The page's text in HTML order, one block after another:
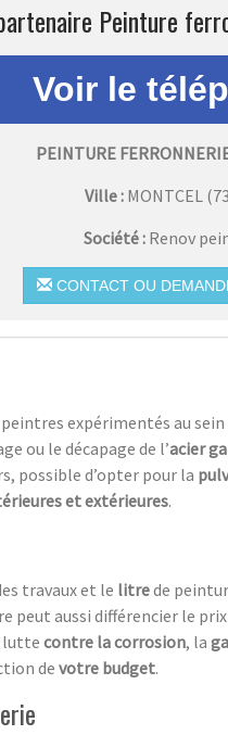
Peinture
PEINTURE
Ville : MONTCEL(
Société : Renov
CONTACT OU
expérimentés au
ou le décapage de l’acier
possible d’opter pour la
et extérieures.
travaux et le litrede
aussi différencier le
luttecontre la corrosion, la
de votre budget.